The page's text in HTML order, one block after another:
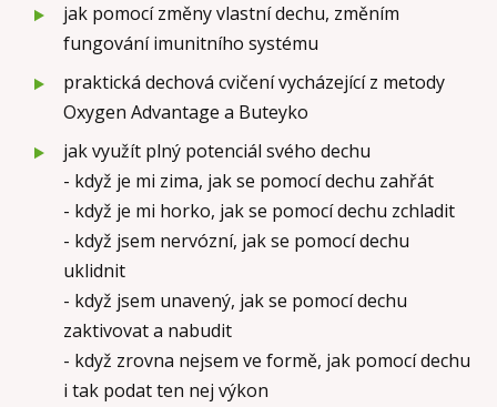
jak pomocí změny vlastní dechu, změním
fungování imunitního systému
praktická dechová cvičení vycházející z metody
Oxygen Advantage a Buteyko
jak využít plný potenciál svého dechu
- když je mi zima, jak se pomocí dechu zahřát
- když je mi horko, jak se pomocí dechu zchladit
- když jsem nervózní, jak se pomocí dechu
uklidnit
- když jsem unavený, jak se pomocí dechu
zaktivovat a nabudit
- když zrovna nejsem ve formě, jak pomocí dechu
i tak podat ten nej výkon